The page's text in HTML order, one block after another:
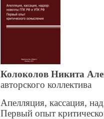
Колоколов Никита
авторского коллектива
Апелляция, кассация,
Первый опыт